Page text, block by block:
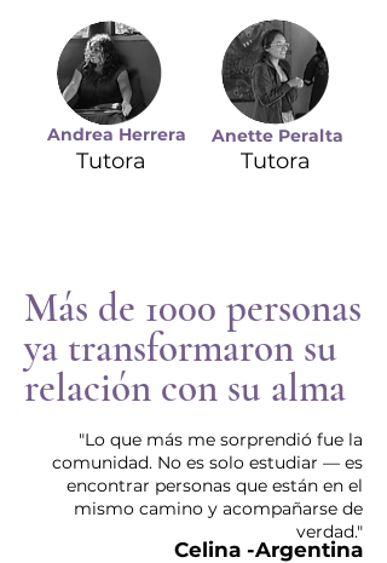
Andrea Herrera
Tutora
Anette Peralta
Tutora
Más de 1000 personas
ya transformaron su
relación con su alma
"Lo que más me sorprendió fue la
comunidad. No es solo estudiar — es
encontrar personas que están en el
mismo camino y acompañarse de
verdad."
Celina -Argentina